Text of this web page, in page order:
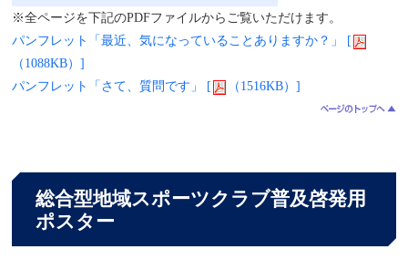
※全ページを下記のPDFファイルからご覧いただけます。
パンフレット「最近、気になっていることありますか？」 [
（1088KB）]
パンフレット「さて、質問です」 [
（1516KB）]
総合型地域スポーツクラブ普及啓発用
ポスター